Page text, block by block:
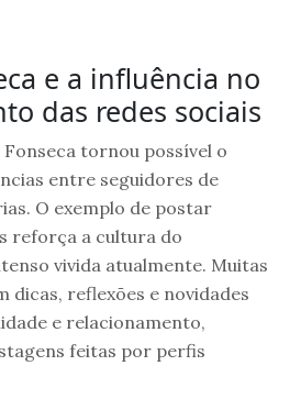
e a influência no
das redes sociais
tornou possível o
entre seguidores de
O exemplo de postar
reforça a cultura do
vivida atualmente. Muitas
dicas, reflexões e novidades
e relacionamento,
feitas por perfis